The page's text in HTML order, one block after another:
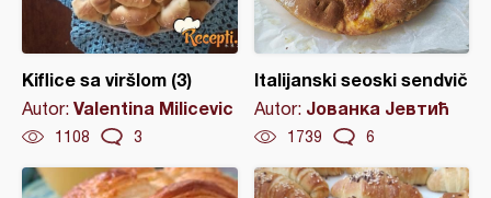
Kiflice sa viršlom (3)
Autor: Valentina Milicevic
1108 3
Italijanski seoski sendvič
Autor: Јованка Јевтић
1739 6